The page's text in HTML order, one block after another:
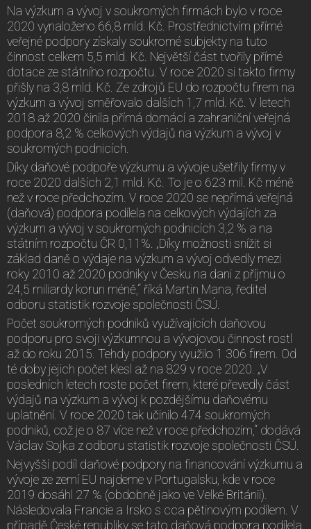
Na výzkum a vývoj v soukromých firmách bylo v roce
2020 vynaloženo 66,8 mld. Kč. Prostřednictvím přímé
veřejné podpory získaly soukromé subjekty na tuto
činnost celkem 5,5 mld. Kč. Největší část tvořily přímé
dotace ze státního rozpočtu. V roce 2020 si takto firmy
přišly na 3,8 mld. Kč. Ze zdrojů EU do rozpočtu firem na
výzkum a vývoj směřovalo dalších 1,7 mld. Kč. V letech
2018 až 2020 činila přímá domácí a zahraniční veřejná
podpora 8,2 % celkových výdajů na výzkum a vývoj v
soukromých podnicích.
Díky daňové podpoře výzkumu a vývoje ušetřily firmy v
roce 2020 dalších 2,1 mld. Kč. To je o 623 mil. Kč méně
než v roce předchozím. V roce 2020 se nepřímá veřejná
(daňová) podpora podílela na celkových výdajích za
výzkum a vývoj v soukromých podnicích 3,2 % a na
státním rozpočtu ČR 0,11%. „Díky možnosti snížit si
základ daně o výdaje na výzkum a vývoj odvedly mezi
roky 2010 až 2020 podniky v Česku na dani z příjmu o
24,5 miliardy korun méně,“ říká Martin Mana, ředitel
odboru statistik rozvoje společnosti ČSÚ.
Počet soukromých podniků využívajících daňovou
podporu pro svoji výzkumnou a vývojovou činnost rostl
až do roku 2015. Tehdy podpory využilo 1 306 firem. Od
té doby jejich počet klesl až na 829 v roce 2020. „V
posledních letech roste počet firem, které převedly část
výdajů na výzkum a vývoj k pozdějšímu daňovému
uplatnění. V roce 2020 tak učinilo 474 soukromých
podniků, což je o 87 více než v roce předchozím,“ dodává
Václav Sojka z odboru statistik rozvoje společnosti ČSÚ.
Nejvyšší podíl daňové podpory na financování výzkumu a
vývoje ze zemí EU najdeme v Portugalsku, kde v roce
2019 dosáhl 27 % (obdobně jako ve Velké Británii).
Následovala Francie a Irsko s cca pětinovým podílem. V
případě České republiky se tato daňová podpora podílela